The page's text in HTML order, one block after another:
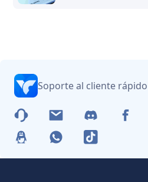
Soporte al cliente rápido